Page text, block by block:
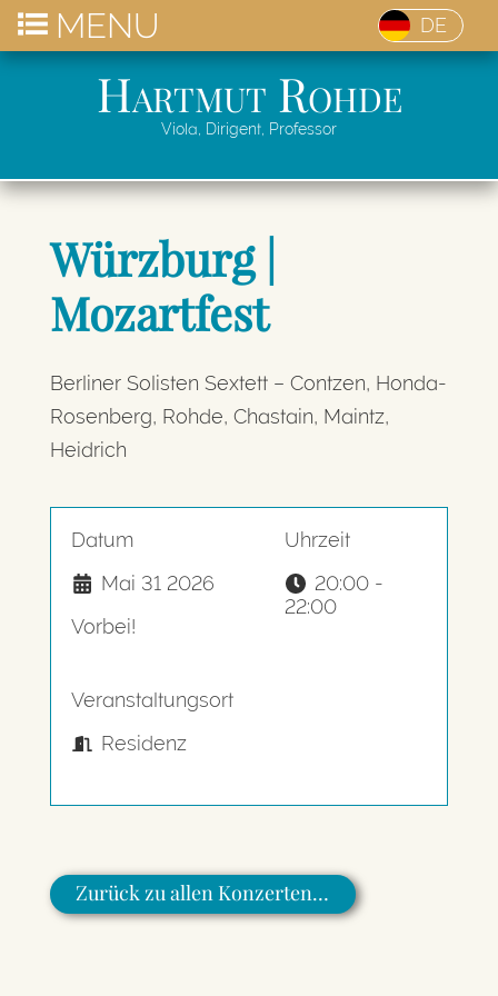
MENU
Hartmut Rohde
Viola, Dirigent, Professor
DE
Würzburg |
Mozartfest
Berliner Solisten Sextett – Contzen, Honda-
Rosenberg, Rohde, Chastain, Maintz,
Heidrich
Datum
Mai 31 2026
Vorbei!
Uhrzeit
20:00 -
22:00
Veranstaltungsort
Residenz
Zurück zu allen Konzerten…